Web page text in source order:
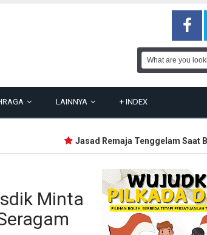
LAINNYA + INDEX
Jasad Remaja Tenggelam Saat
Minta